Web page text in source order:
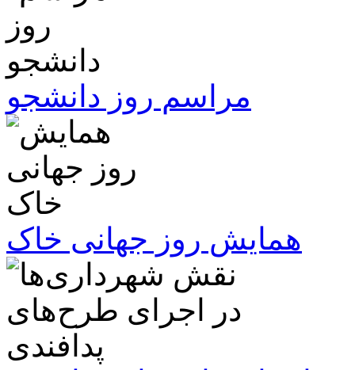
مراسم روز دانشجو
همایش روز جهانی خاک